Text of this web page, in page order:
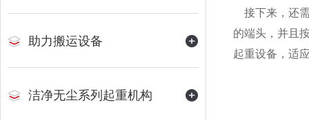
助力搬运设备
洁净无尘系列起重机构
接下来，还
的端头，并且
起重设备，适